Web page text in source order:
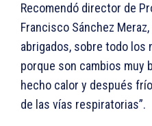
Recomendó director de
Francisco Sánchez
abrigados, sobre todo los
porque son cambios muy
hecho calor y después
de las vías respiratorias”.